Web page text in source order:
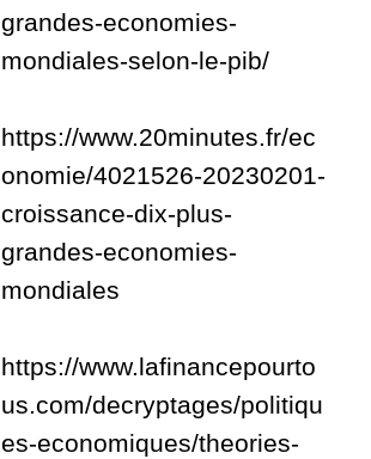
grandes-economies-
mondiales-selon-le-pib/
https://www.20minutes.fr/ec
onomie/4021526-20230201-
croissance-dix-plus-
grandes-economies-
mondiales
https://www.lafinancepourto
us.com/decryptages/politiqu
es-economiques/theories-